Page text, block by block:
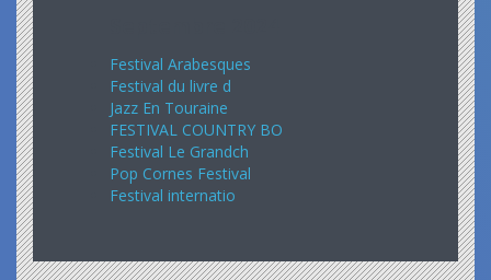
Festival Arabesques
Festival du livre d
Jazz En Touraine
FESTIVAL COUNTRY BO
Festival Le Grandch
Pop Cornes Festival
Festival internatio